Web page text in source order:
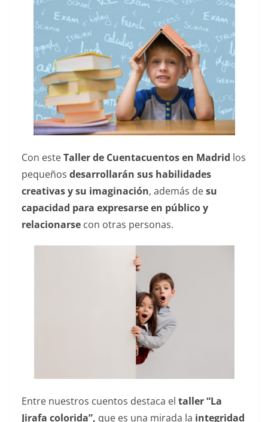
Con esteTaller de Cuentacuentos en Madrid los
pequeños desarrollarán sus habilidades
creativas y su imaginación, además desu
capacidad para expresarse en público y
relacionarse con otras personas.
Entre nuestros cuentos destaca el taller “La
Jirafa colorida”, que es una mirada la integridad